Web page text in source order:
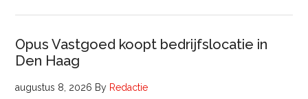
Opus Vastgoed koopt bedrijfslocatie in
Den Haag
augustus 8, 2026 By Redactie